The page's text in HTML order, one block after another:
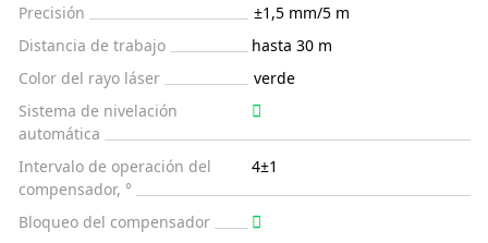
Precisión
±1,5 mm/5 m
Distancia de trabajo
hasta 30 m
Color del rayo láser
verde
Sistema de nivelación
automática
Intervalo de operación del
compensador, °
4±1
Bloqueo del compensador